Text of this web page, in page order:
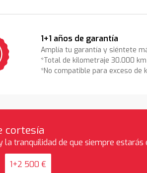
1+1 años de garantía
Amplía tu garantía y siéntete
*Total de kilometraje 30.000 km
*No compatible para exceso
cortesía
la tranquilidad de que siempre estarás
1+2 500 €